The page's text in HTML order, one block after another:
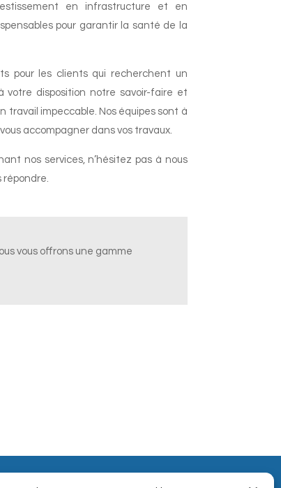
en infrastructure et en
pour garantir la santé de la
pour les clients qui recherchent un
votre disposition notre savoir-faire et
travail impeccable. Nos équipes sont à
accompagner dans vos travaux.
nos services, n’hésitez pas à nous
répondre.
vous offrons une gamme